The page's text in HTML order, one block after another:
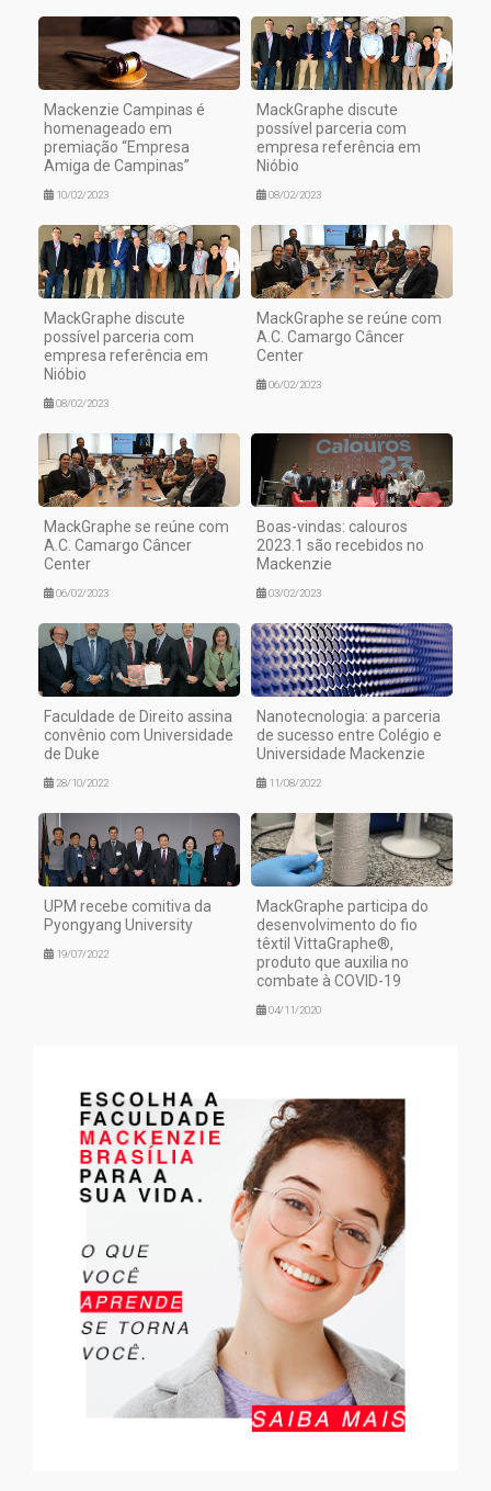
Mackenzie Campinas é
homenageado em
premiação “Empresa
Amiga de Campinas”
10/02/2023
MackGraphe discute
possível parceria com
empresa referência em
Nióbio
08/02/2023
MackGraphe discute
possível parceria com
empresa referência em
Nióbio
08/02/2023
MackGraphe se reúne com
A.C. Camargo Câncer
Center
06/02/2023
MackGraphe se reúne com
A.C. Camargo Câncer
Center
06/02/2023
Boas-vindas: calouros
2023.1 são recebidos no
Mackenzie
03/02/2023
Faculdade de Direito assina
convênio com Universidade
de Duke
28/10/2022
Nanotecnologia: a parceria
de sucesso entre Colégio e
Universidade Mackenzie
11/08/2022
UPM recebe comitiva da
Pyongyang University
19/07/2022
MackGraphe participa do
desenvolvimento do fio
têxtil VittaGraphe®,
produto que auxilia no
combate à COVID-19
04/11/2020